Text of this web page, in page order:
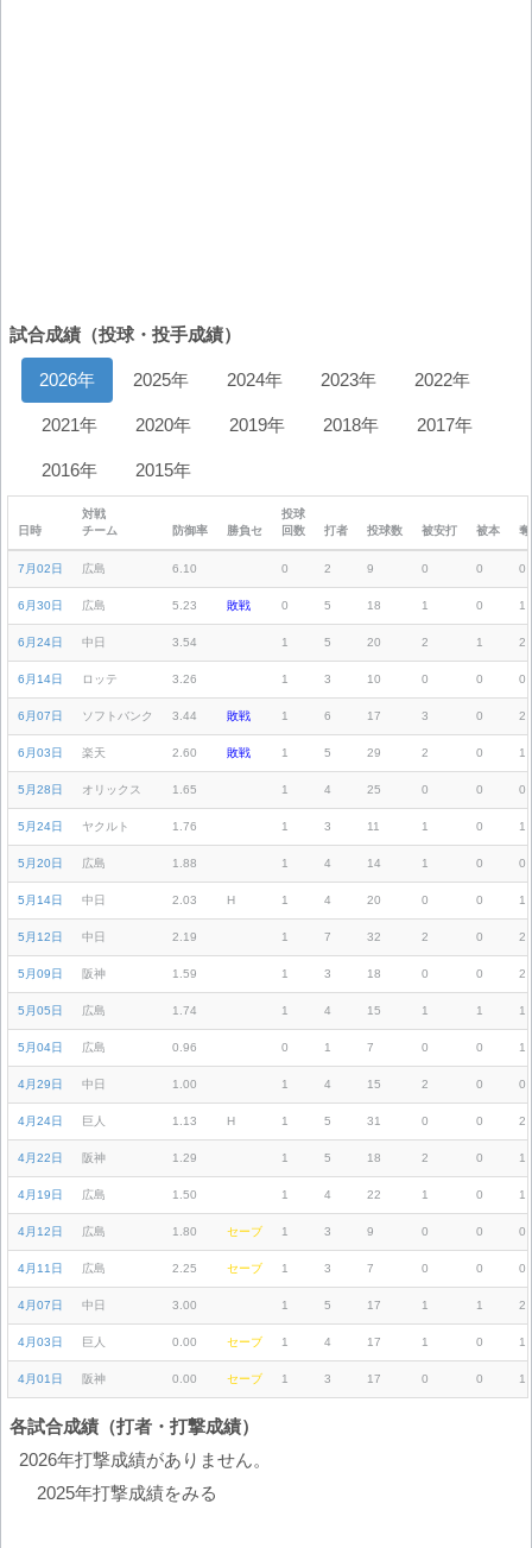
試合成績（投球・投手成績）
2026年 2025年 2024年 2023年 2022年
2021年 2020年 2019年 2018年 2017年
2016年 2015年
日時
対戦
チーム
防御率 勝負セ
投球
回数
打者 投球数 被安打 被本
7月02日 広島 6.10 0 2 9 0 0 0
6月30日 広島 5.23 敗戦 0 5 18 1 0 1
6月24日 中日 3.54 1 5 20 2 1 2
6月14日 ロッテ 3.26 1 3 10 0 0 0
6月07日 ソフトバンク 3.44 敗戦 1 6 17 3 0 2
6月03日 楽天 2.60 敗戦 1 5 29 2 0 1
5月28日 オリックス 1.65 1 4 25 0 0 0
5月24日 ヤクルト 1.76 1 3 11 1 0 1
5月20日 広島 1.88 1 4 14 1 0 0
5月14日 中日 2.03 H 1 4 20 0 0 1
5月12日 中日 2.19 1 7 32 2 0 2
5月09日 阪神 1.59 1 3 18 0 0 2
5月05日 広島 1.74 1 4 15 1 1 1
5月04日 広島 0.96 0 1 7 0 0 1
4月29日 中日 1.00 1 4 15 2 0 0
4月24日 巨人 1.13 H 1 5 31 0 0 2
4月22日 阪神 1.29 1 5 18 2 0 1
4月19日 広島 1.50 1 4 22 1 0 1
4月12日 広島 1.80 セーブ 1 3 9 0 0 0
4月11日 広島 2.25 セーブ 1 3 7 0 0 0
4月07日 中日 3.00 1 5 17 1 1 2
4月03日 巨人 0.00 セーブ 1 4 17 1 0 1
4月01日 阪神 0.00 セーブ 1 3 17 0 0 1
各試合成績（打者・打撃成績）
2026年打撃成績がありません。
2025年打撃成績をみる